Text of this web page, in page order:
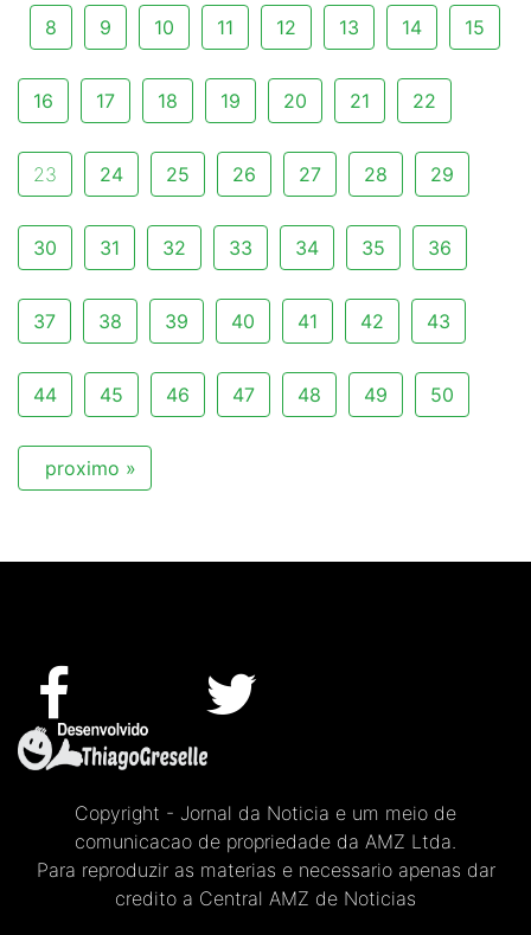
8 9 10 11 12 13 14 15
16 17 18 19 20 21 22
23 24 25 26 27 28 29
30 31 32 33 34 35 36
37 38 39 40 41 42 43
44 45 46 47 48 49 50
proximo »
Copyright - Jornal da Noticia e um meio de
comunicacao de propriedade da AMZ Ltda.
Para reproduzir as materias e necessario apenas dar
credito a Central AMZ de Noticias